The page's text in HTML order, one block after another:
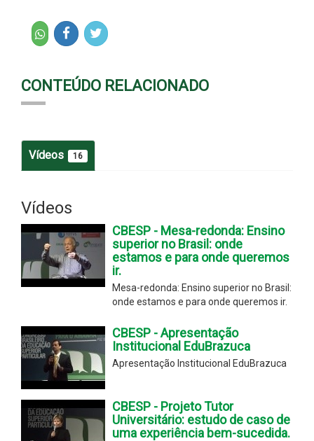
CONTEÚDO RELACIONADO
Vídeos 16
Vídeos
CBESP - Mesa-redonda: Ensino
superior no Brasil: onde
estamos e para onde queremos
ir.
Mesa-redonda: Ensino superior no Brasil:
onde estamos e para onde queremos ir.
CBESP - Apresentação
Institucional EduBrazuca
Apresentação Institucional EduBrazuca
CBESP - Projeto Tutor
Universitário: estudo de caso de
uma experiência bem-sucedida.